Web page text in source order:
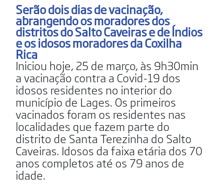
Serão dois dias de vacinação,
abrangendo os moradores dos
distritos do Salto Caveiras e de Índios
e os idosos moradores da Coxilha
Rica
Iniciou hoje, 25 de março, às 9h30min
a vacinação contra a Covid-19 dos
idosos residentes no interior do
município de Lages. Os primeiros
vacinados foram os residentes nas
localidades que fazem parte do
distrito de Santa Terezinha do Salto
Caveiras. Idosos da faixa etária dos 70
anos completos até os 79 anos de
idade.